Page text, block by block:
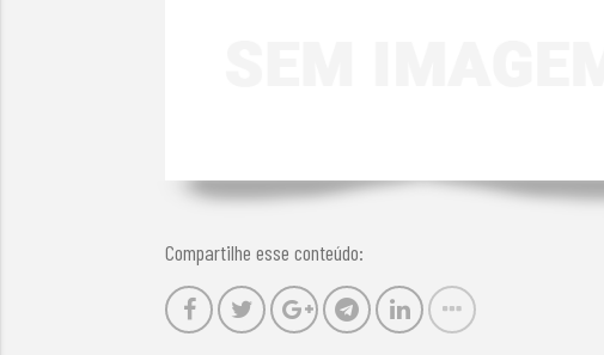
Compartilhe esse conteúdo: